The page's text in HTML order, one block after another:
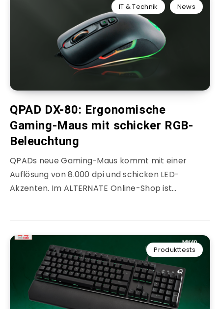
IT & Technik News
QPAD DX-80: Ergonomische
Gaming-Maus mit schicker RGB-
Beleuchtung
QPADs neue Gaming-Maus kommt mit einer
Auflösung von 8.000 dpi und schicken LED-
Akzenten. Im ALTERNATE Online-Shop ist…
Produkttests